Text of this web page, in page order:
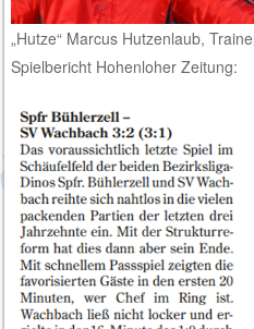
„Hutze“ Marcus Hutzenlaub,
Spielbericht Hohenloher Zeitung: